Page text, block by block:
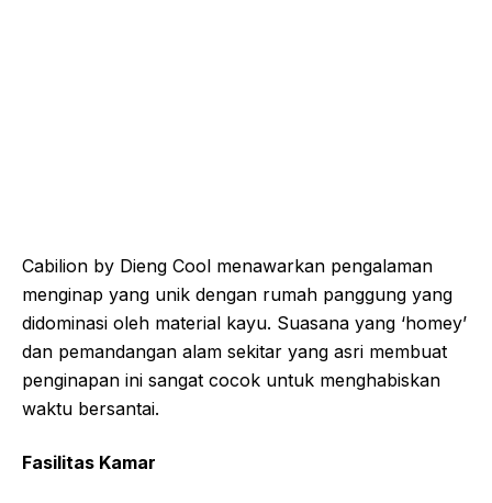
Cabilion by Dieng Cool menawarkan pengalaman
menginap yang unik dengan rumah panggung yang
didominasi oleh material kayu. Suasana yang ‘homey’
dan pemandangan alam sekitar yang asri membuat
penginapan ini sangat cocok untuk menghabiskan
waktu bersantai.
Fasilitas Kamar